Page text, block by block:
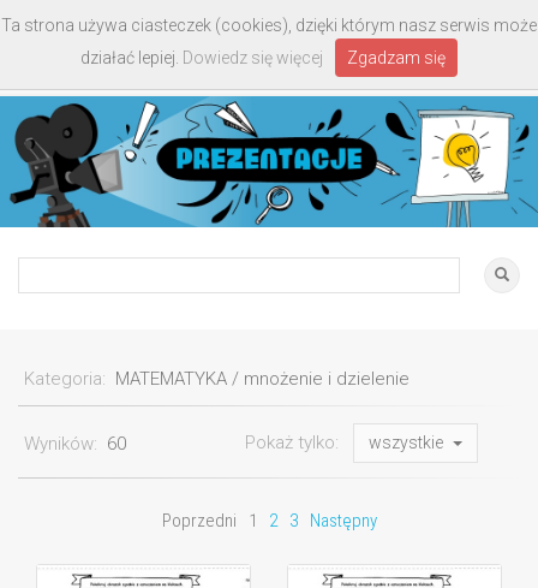
Kategoria: MATEMATYKA / mnożenie i dzielenie
Wyników: 60 Pokaż tylko: wszystkie
Poprzedni 1 2 3 Następny
Ta strona używa ciasteczek (cookies), dzięki którym nasz serwis może
działać lepiej. Dowiedz się więcej Zgadzam się